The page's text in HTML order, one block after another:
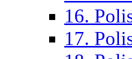
16.
17.